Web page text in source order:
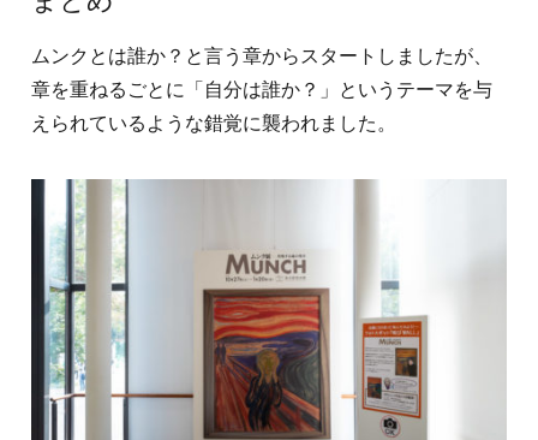
ムンクとは誰か？と言う章からスタートしましたが、
章を重ねるごとに「自分は誰か？」というテーマを与
えられているような錯覚に襲われました。